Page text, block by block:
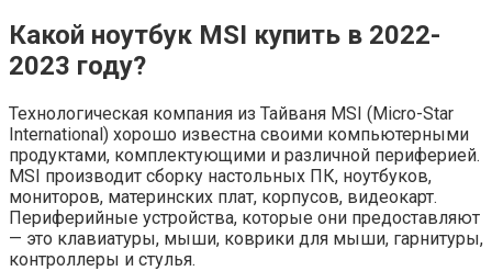
Какой ноутбук MSI купить в 2022-
2023 году?
Технологическая компания из Тайваня MSI (Micro-Star
International) хорошо известна своими компьютерными
продуктами, комплектующими и различной периферией.
MSI производит сборку настольных ПК, ноутбуков,
мониторов, материнских плат, корпусов, видеокарт.
Периферийные устройства, которые они предоставляют
— это клавиатуры, мыши, коврики для мыши, гарнитуры,
контроллеры и стулья.